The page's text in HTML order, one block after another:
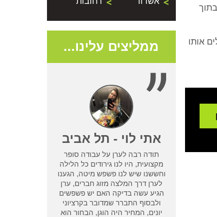
אותו
ממליצים עלינו...
אתי לוי - תל אביב
תודה רבה לערן על עבודה סופר
מקצועית, היו לנו גירודים כל הלילה
וחששנו שיש לנו פשפש מיטה, הגענו
לערן דרך המלצה מזוג חברים, ערן
הגיע עשה בדיקה האם יש פשפשים
ולבסוף התברר שמדובר בקרציוני
יונים, המחיר היה הוגן, הבחור הוא
אחריות שלא